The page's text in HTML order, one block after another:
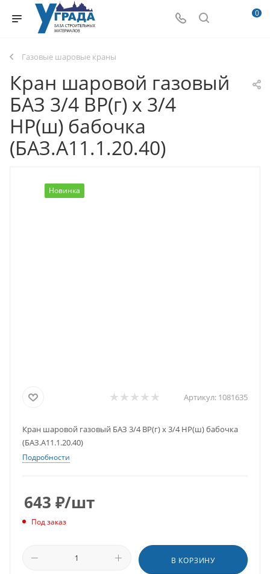
0
Газовые шаровые краны
Кран шаровой газовый
БАЗ 3/4 ВР(г) х 3/4
НР(ш) бабочка
(БАЗ.А11.1.20.40)
Новинка
Артикул: 1081635
Кран шаровой газовый БАЗ 3/4 ВР(г) х 3/4 НР(ш) бабочка
(БАЗ.А11.1.20.40)
Подробности
643 ₽/шт
Под заказ
В КОРЗИНУ